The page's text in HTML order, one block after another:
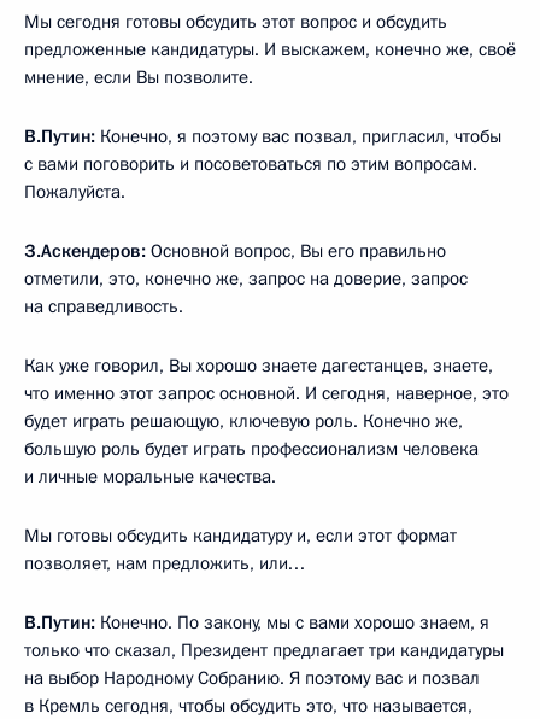
Мы сегодня готовы обсудить этот вопрос и обсудить
предложенные кандидатуры. И выскажем, конечно же, своё
мнение, если Вы позволите.
В.Путин: Конечно, я поэтому вас позвал, пригласил, чтобы
с вами поговорить и посоветоваться по этим вопросам.
Пожалуйста.
З.Аскендеров: Основной вопрос, Вы его правильно
отметили, это, конечно же, запрос на доверие, запрос
на справедливость.
Как уже говорил, Вы хорошо знаете дагестанцев, знаете,
что именно этот запрос основной. И сегодня, наверное, это
будет играть решающую, ключевую роль. Конечно же,
большую роль будет играть профессионализм человека
и личные моральные качества.
Мы готовы обсудить кандидатуру и, если этот формат
позволяет, нам предложить, или…
В.Путин: Конечно. По закону, мы с вами хорошо знаем, я
только что сказал, Президент предлагает три кандидатуры
на выбор Народному Собранию. Я поэтому вас и позвал
в Кремль сегодня, чтобы обсудить это, что называется,